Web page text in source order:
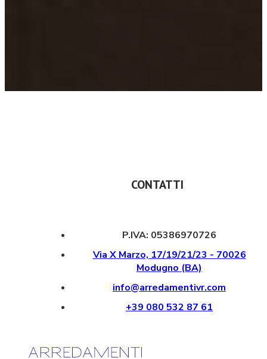
CONTATTI
P.IVA: 05386970726
Via X Marzo, 17/19/21/23 - 70026
Modugno (BA)
info@arredamentivr.com
+39 080 532 87 61